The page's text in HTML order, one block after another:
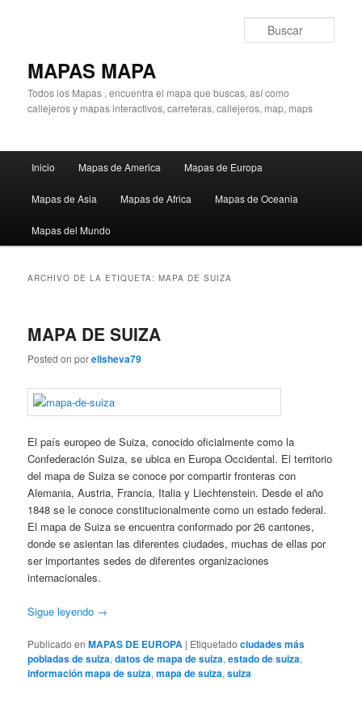
MAPAS MAPA
Todos los Mapas , encuentra el mapa que buscas, así como
callejeros y mapas interactivos, carreteras, callejeros, map, maps
principal
Inicio Mapas de America Mapas de Europa
Mapas de Asia Mapas de Africa Mapas de Oceania
Mapas del Mundo
ARCHIVO DE LA ETIQUETA:MAPA DE SUIZA
MAPA DE SUIZA
Posted onporelisheva79
El país europeo de Suiza, conocido oficialmente como la
Confederación Suiza, se ubica en Europa Occidental. El territorio
del mapa de Suiza se conoce por compartir fronteras con
Alemania, Austria, Francia, Italia y Liechtenstein. Desde el año
1848 se le conoce constitucionalmente como un estado federal.
El mapa de Suiza se encuentra conformado por 26 cantones,
donde se asientan las diferentes ciudades, muchas de ellas por
ser importantes sedes de diferentes organizaciones
internacionales.
Sigue leyendo →
Publicado en MAPAS DE EUROPA | Etiquetado ciudades más
pobladas de suiza,datos de mapa de suiza,estado de suiza,
información mapa de suiza,mapa de suiza,suiza